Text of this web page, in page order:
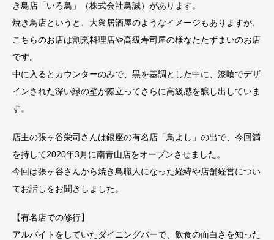
き鳥店「いろ鳥」（株式会社鳥誠）があります。
焼き鳥店というと、大衆居酒屋のようなイメージもありますが、
こちらのお店は割烹料理店や高級寿司屋の様なたたずまいのお店
です。
中に入るとカウンターのみで、黒を基調とした中に、漆喰でデザ
インされた深い緑の壁が際立ってさらに高級感を醸し出していま
す。
店主の張ヶ谷栄司さんは銀座の有名店「鳥よし」の出で、今回満
を持して2020年3月に南青山店をオープンさせました。
今回は張ヶ谷さんから焼き鳥職人になった経緯や店舗経営につい
てお話しをお聞きしました。
【有名店での修行】
アルバイトをしていたダイニングバーで、飲食の面白さを知った